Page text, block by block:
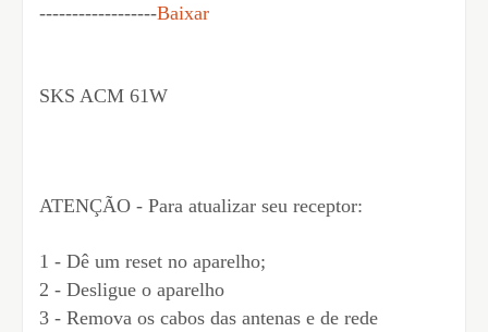
------------------Baixar
SKS ACM 61W
ATENÇÃO - Para atualizar seu receptor:
1 - Dê um reset no aparelho;
2 - Desligue o aparelho
3 - Remova os cabos das antenas e de rede